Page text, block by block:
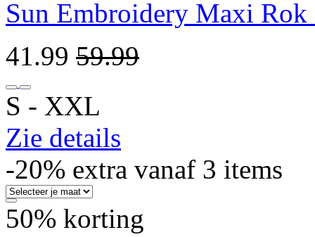
Sun Embroidery Maxi Rok
41.99 59.99
S ‐ XXL
Zie details
-20% extra vanaf 3 items
50% korting